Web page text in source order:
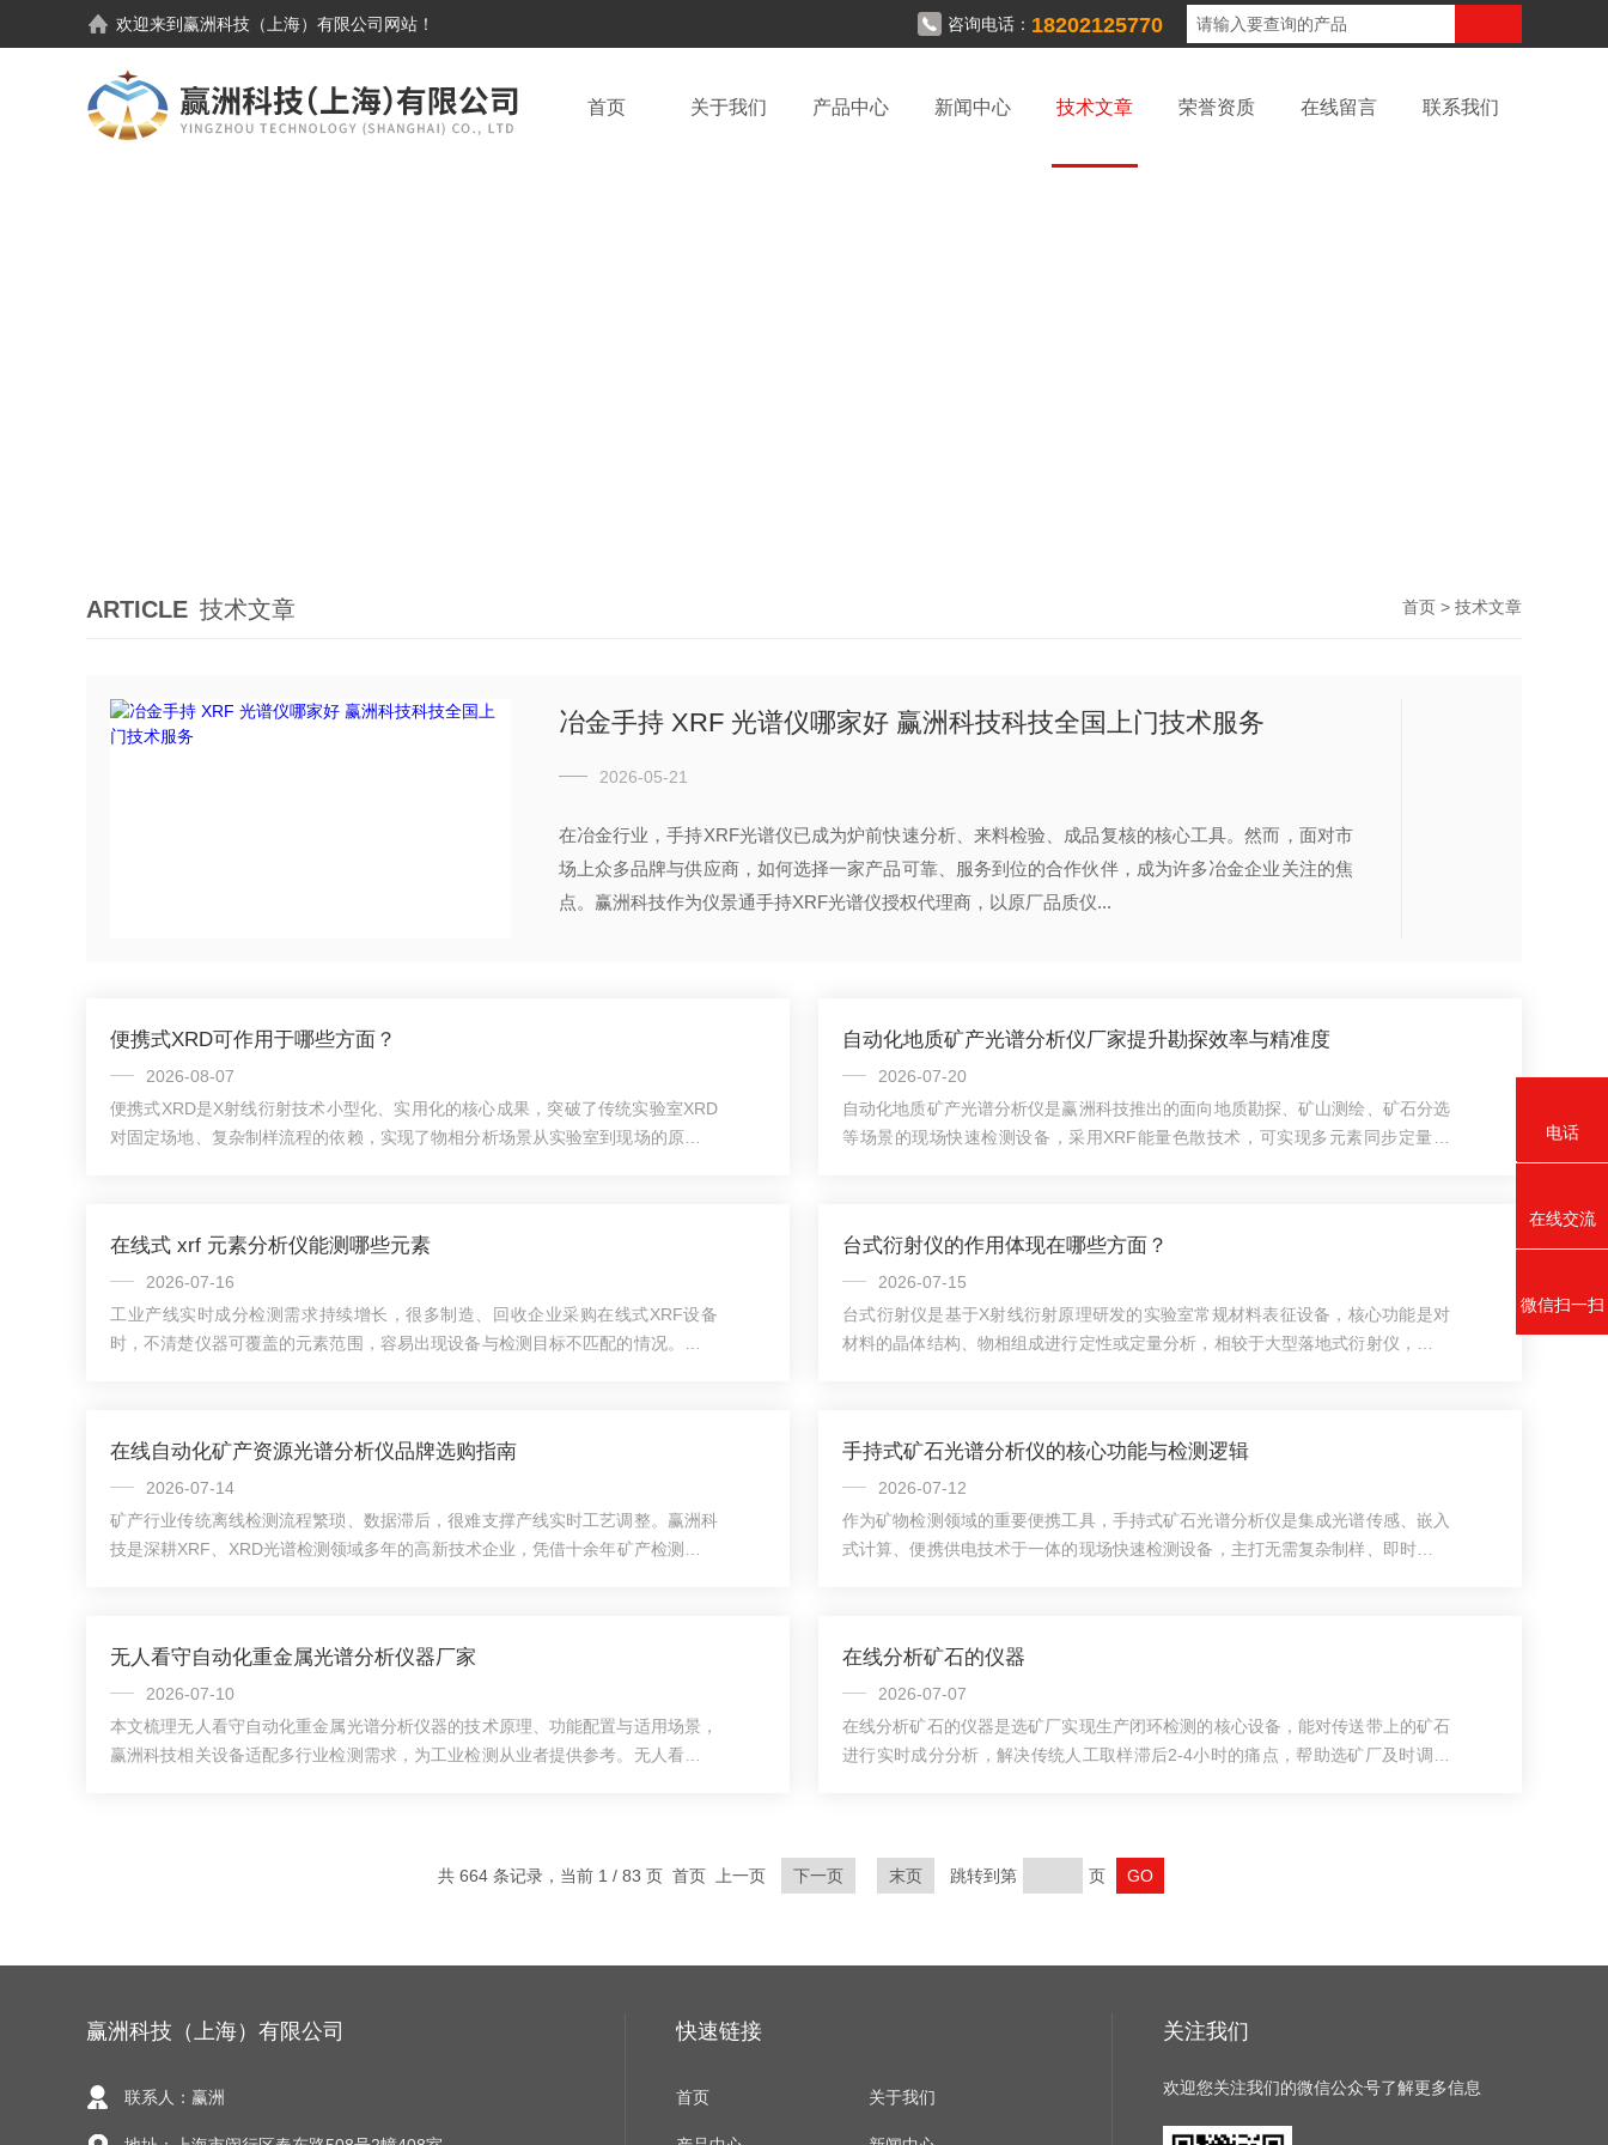
欢迎来到 赢洲科技（上海）有限公司 网站！ 咨询电话： 18202125770
首页 关于我们 产品中心 新闻中心 技术文章 荣誉资质 在线留言 联系我们
ARTICLE 技术文章 首页 > 技术文章
冶金手持 XRF 光谱仪哪家好 赢洲科技科技全国上门技术服务
2026-05-21
在冶金行业，手持XRF光谱仪已成为炉前快速分析、来料检验、成品复核的核心工具。然而，面对市
场上众多品牌与供应商，如何选择一家产品可靠、服务到位的合作伙伴，成为许多冶金企业关注的焦
点。赢洲科技作为仪景通手持XRF光谱仪授权代理商，以原厂品质仪...
便携式XRD可作用于哪些方面？
2026-08-07
便携式XRD是X射线衍射技术小型化、实用化的核心成果，突破了传统实验室XRD
对固定场地、复杂制样流程的依赖，实现了物相分析场景从实验室到现场的原位延
化方案，在保证射线输出稳定性的前提下，核心发射模块体积较传统设备大幅缩
小，功耗显著降低，可适配便携供电需求。2....
自动化地质矿产光谱分析仪厂家提升勘探效率与精准度
2026-07-20
自动化地质矿产光谱分析仪是赢洲科技推出的面向地质勘探、矿山测绘、矿石分选
等场景的现场快速检测设备，采用XRF能量色散技术，可实现多元素同步定量分
出特征X射线荧光，通过检测这些荧光的能量和强度，就能判定样品中含有哪些元
素、含量多少。打个比方，就像给矿石做"指纹识别"...
在线式 xrf 元素分析仪能测哪些元素
2026-07-16
工业产线实时成分检测需求持续增长，很多制造、回收企业采购在线式XRF设备
时，不清楚仪器可覆盖的元素范围，容易出现设备与检测目标不匹配的情况。赢洲
赢洲科技在线式XRF分析仪完整检测区间为原子序数12号镁(Mg)至92号铀(U)，覆
盖工业生产、资源回收、...
台式衍射仪的作用体现在哪些方面？
2026-07-15
台式衍射仪是基于X射线衍射原理研发的实验室常规材料表征设备，核心功能是对
材料的晶体结构、物相组成进行定性或定量分析，相较于大型落地式衍射仪，其占
可，多数样品无需打磨、压片等复杂前处理，大幅降低样品制备成本。2.自动化程
度高：设备配备自动光路调节、自动测角台等功能，...
在线自动化矿产资源光谱分析仪品牌选购指南
2026-07-14
矿产行业传统离线检测流程繁琐、数据滞后，很难支撑产线实时工艺调整。赢洲科
技是深耕XRF、XRD光谱检测领域多年的高新技术企业，凭借十余年矿产检测项目
要点1.检测技术匹配自身矿种分析需求在线自动化矿产资源光谱分析仪主流分为
XRF元素分析、XRD物相识别两大技术路线，...
手持式矿石光谱分析仪的核心功能与检测逻辑
2026-07-12
作为矿物检测领域的重要便携工具，手持式矿石光谱分析仪是集成光谱传感、嵌入
式计算、便携供电技术于一体的现场快速检测设备，主打无需复杂制样、即时出结
品中的元素产生特征发射光谱，传感器捕捉光谱信号后即可反推样品中的元素组成
与含量，全程无需破坏样品，无论是露头矿脉、块状...
无人看守自动化重金属光谱分析仪器厂家
2026-07-10
本文梳理无人看守自动化重金属光谱分析仪器的技术原理、功能配置与适用场景，
赢洲科技相关设备适配多行业检测需求，为工业检测从业者提供参考。无人看守自
这类设备的核心特性与落地应用做系统梳理。核心检测原理与技术基础无人看守自
在线分析矿石的仪器
2026-07-07
在线分析矿石的仪器是选矿厂实现生产闭环检测的核心设备，能对传送带上的矿石
进行实时成分分析，解决传统人工取样滞后2-4小时的痛点，帮助选矿厂及时调整
通过X射线管激发矿石样品，检测各元素特征X射线的能量和强度，从而计算出元素
含量。与实验室设备不同的是，它直接集成...
共 664 条记录，当前 1 / 83 页 首页 上一页 下一页 末页 跳转到第 页
赢洲科技（上海）有限公司
联系人：赢洲
快速链接
首页 关于我们
关注我们
欢迎您关注我们的微信公众号了解更多信息
电话
在线交流
微信扫一扫